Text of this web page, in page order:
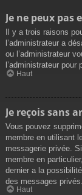
Je ne peux pas
Il y a trois raisons
l’administrateur a
ou l’administrateur
l’administrateur pour
Haut
Je reçois sans
Vous pouvez
membre en utilisant
messagerie privée.
membre en
dernier a la
des messages privés.
Haut